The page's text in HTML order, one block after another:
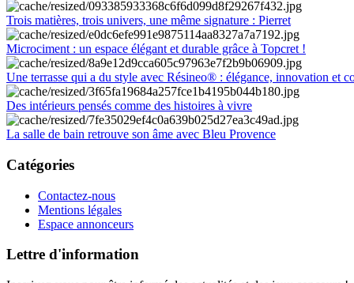
Trois matières, trois univers, une même signature : Pierret
Microciment : un espace élégant et durable grâce à Topcret !
Une terrasse qui a du style avec Résineo® : élégance, innovation et
Des intérieurs pensés comme des histoires à vivre
La salle de bain retrouve son âme avec Bleu Provence
Catégories
Contactez-nous
Mentions légales
Espace annonceurs
Lettre d'information